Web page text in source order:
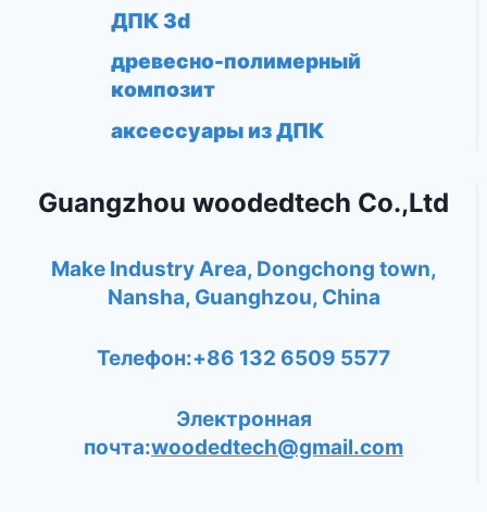
ДПК 3d
древесно-полимерный
композит
аксессуары из ДПК
Guangzhou woodedtech Co.,Ltd
Make Industry Area, Dongchong town,
Nansha, Guanghzou, China
Телефон:+86 132 6509 5577
Электронная
почта:woodedtech@gmail.com